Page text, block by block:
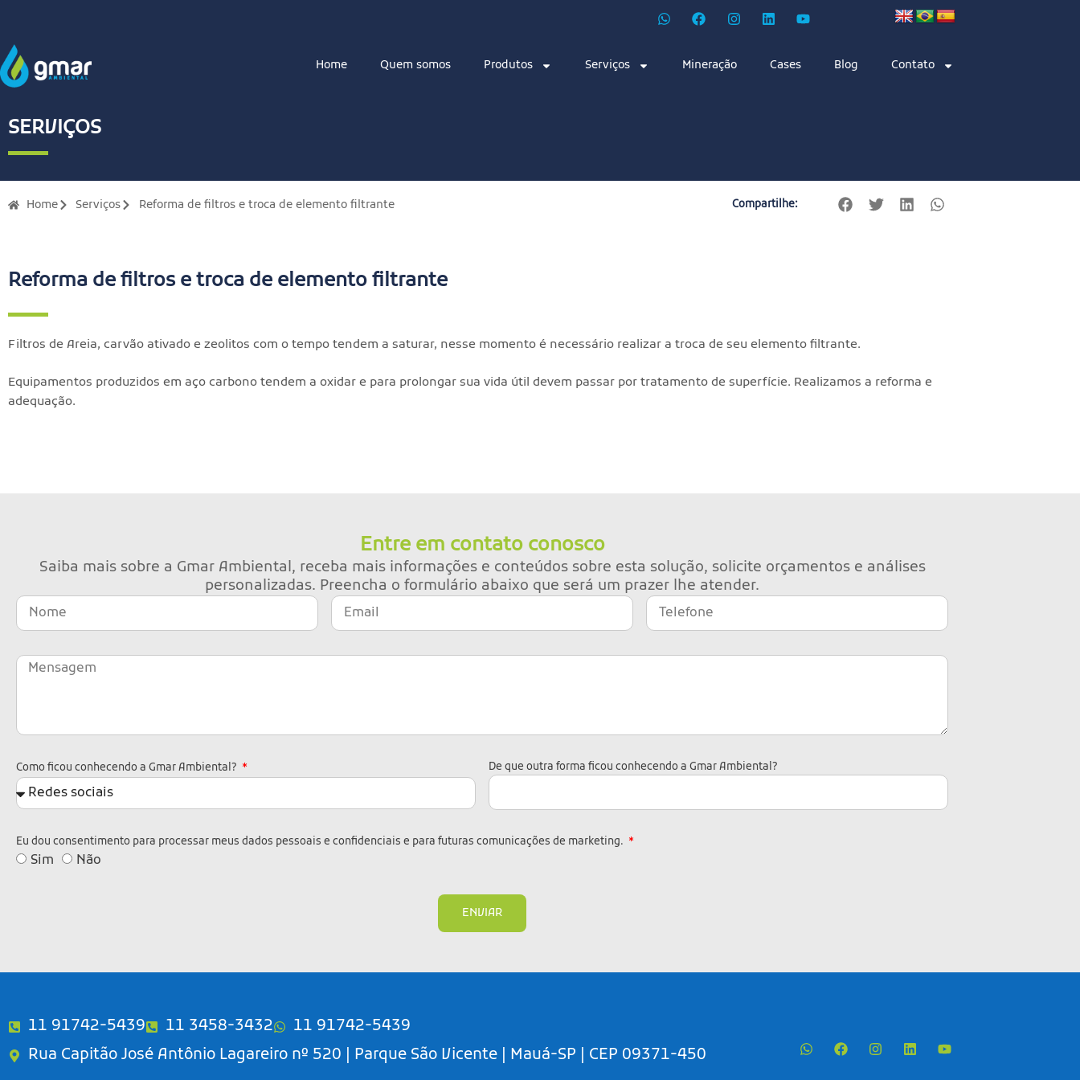
Home Quem somos Produtos Serviços Mineração Cases Blog Contato
SERVIÇOS
Home Serviços Reforma de filtros e troca de elemento filtrante Compartilhe:
Reforma de filtros e troca de elemento filtrante
Filtros de Areia, carvão ativado e zeolitos com o tempo tendem a saturar, nesse momento é necessário realizar a troca de seu elemento filtrante.
Equipamentos produzidos em aço carbono tendem a oxidar e para prolongar sua vida útil devem passar por tratamento de superfície. Realizamos a reforma e
adequação.
Entre em contato conosco
Saiba mais sobre a Gmar Ambiental, receba mais informações e conteúdos sobre esta solução, solicite orçamentos e análises
personalizadas. Preencha o formulário abaixo que será um prazer lhe atender.
Como ficou conhecendo a Gmar Ambiental? De que outra forma ficou conhecendo a Gmar Ambiental?
Eu dou consentimento para processar meus dados pessoais e confidenciais e para futuras comunicações de marketing.
Sim Não
ENVIAR
r
a
11 91742-5439 11 3458-3432
11 91742-5439
Rua Capitão José Antônio Lagareiro nº 520 | Parque São Vicente | Mauá-SP | CEP 09371-450